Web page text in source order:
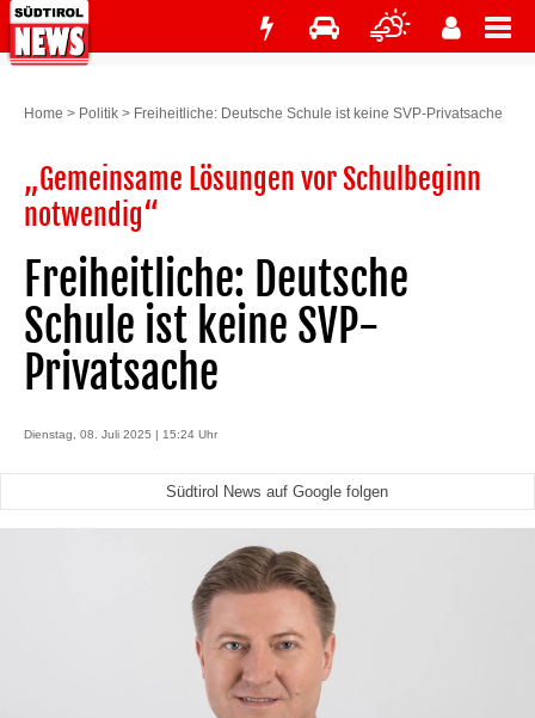
Home > Politik > Freiheitliche: Deutsche Schule ist keine SVP-Privatsache
„Gemeinsame Lösungen vor Schulbeginn
notwendig“
Freiheitliche: Deutsche
Schule ist keine SVP-
Privatsache
Dienstag, 08. Juli 2025 | 15:24 Uhr
Südtirol News auf Google folgen